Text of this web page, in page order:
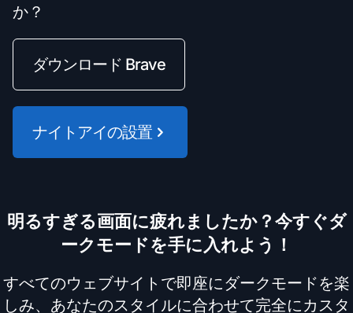
か？
ダウンロード Brave
ナイトアイの設置
明るすぎる画面に疲れましたか？今すぐダ
ークモードを手に入れよう！
すべてのウェブサイトで即座にダークモードを楽
しみ、あなたのスタイルに合わせて完全にカスタ